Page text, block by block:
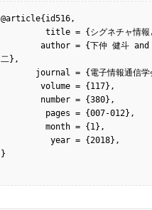
@article{id516,
二},
}